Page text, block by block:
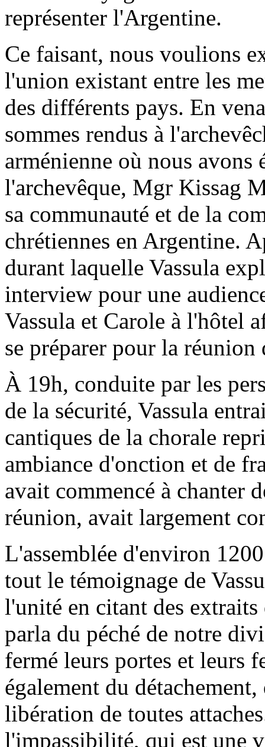
représenter l'Argentine.
Ce faisant, nous voulions
l'union existant entre les
des différents pays. En
sommes rendus à
arménienne où nous avons
l'archevêque, Mgr Kissag
sa communauté et de la
chrétiennes en Argentine.
durant laquelle Vassula
interview pour une
Vassula et Carole à l'hôtel
se préparer pour la réunion
À 19h, conduite par les
de la sécurité, Vassula
cantiques de la chorale
ambiance d'onction et de
avait commencé à chanter
réunion, avait largement
L'assemblée d'environ
tout le témoignage de
l'unité en citant des
parla du péché de notre
fermé leurs portes et leurs
également du
libération de toutes
l'impassibilité, qui est une